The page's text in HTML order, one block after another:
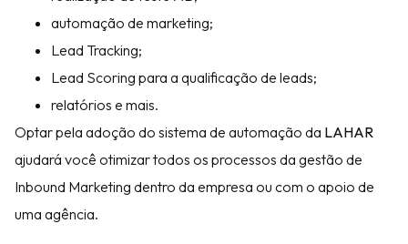
automação de marketing;
Lead Tracking;
Lead Scoring para a qualificação de leads;
relatórios e mais.
Optar pela adoção do sistema de automação da LAHAR
ajudará você otimizar todos os processos da gestão de
Inbound Marketing dentro da empresa ou com o apoio de
uma agência.